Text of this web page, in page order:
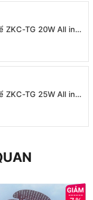
ZKC-TG 20W All in
ZKC-TG 25W All in